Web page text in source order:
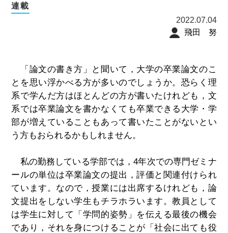
連載
2022.07.04
飛田 努
「論文の書き方」と聞いて，大学の卒業論文のこ
とを思い浮かべる方が多いのでしょうか。恐らく理
系で学んだ方はほとんどの方が書いたけれども，文
系では卒業論文を書かなくても卒業できる大学・学
部が増えていることもあって書いたことがないとい
う方もおられるかもしれません。
私の勤務している学部では，4年次での専門ゼミナ
ールの単位は卒業論文の提出，評価と関連付けられ
ています。なので，授業には出席するけれども，論
文提出をしない学生もチラホラいます。教員として
は学生に対して「学問的姿勢」を伝える最後の機会
であり，それを身につけることが「社会に出ても役